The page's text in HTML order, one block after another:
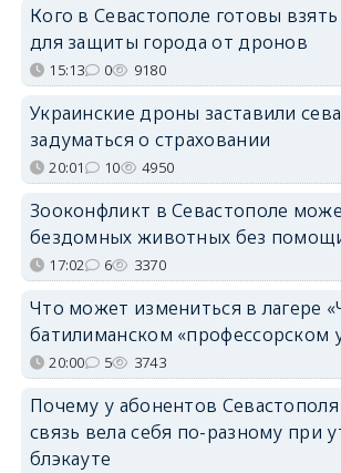
Кого в Севастополе готовы
для защиты города от дронов
15:13 0 9180
Украинские дроны заставили
задуматься о страховании
20:01 10 4950
Зооконфликт в Севастополе
бездомных животных без
17:02 6 3370
Что может измениться в лагере
батилиманском «профессорском
20:00 5 3743
Почему у абонентов
связь вела себя по-разному при
блэкауте